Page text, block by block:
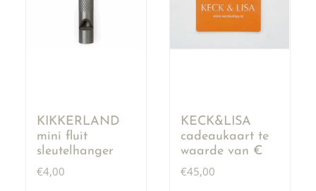
KIKKERLAND
mini fluit
sleutelhanger
€4,00
KECK&LISA
cadeaukaart te
waarde van €
50,00
€45,00